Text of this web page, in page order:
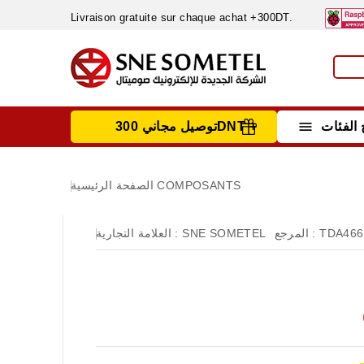
Livraison gratuite sur chaque achat +300DT.
 توصيل مجاني 300DNT +
الصفحة الرئيسية COMPOSANTS
العلامة التجارية : SNE SOMETEL المرجع :